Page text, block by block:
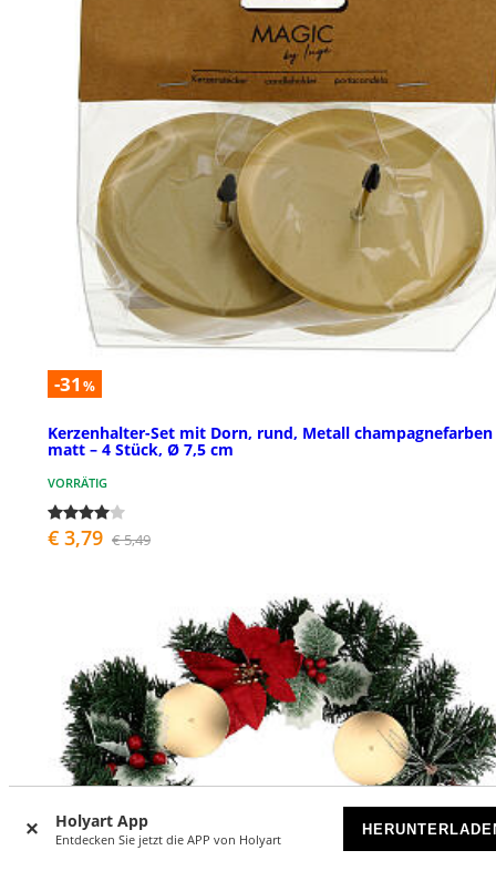
Holyart App
Entdecken Sie jetzt die APP von Holyart
-31 %
Kerzenhalter-Set mit Dorn, rund, Metall champagnefarben
matt – 4 Stück, Ø 7,5 cm
VORRÄTIG
€ 3,79 € 5,49